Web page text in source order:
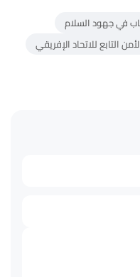
في جهود السلام
التابع للاتحاد الإفريقي